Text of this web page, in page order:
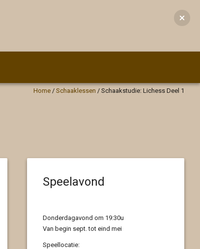
Home / Schaaklessen / Schaakstudie: Lichess Deel 1
Speelavond
Donderdagavond om 19:30u
Van begin sept. tot eind mei
Speellocatie: